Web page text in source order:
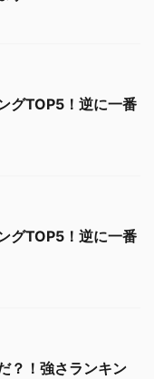
グTOP5！逆に一番
グTOP5！逆に一番
？！強さランキン